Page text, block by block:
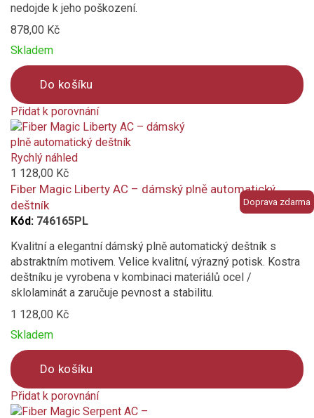
nedojde k jeho poškození.
878,00 Kč
Skladem
Do košíku
Přidat k porovnání
Product
is
added
to
compare
Doprava zdarma
Rychlý náhled
1 128,00 Kč
Fiber Magic Liberty AC – dámský plně automatický
deštník
Kód: 746165PL
Kvalitní a elegantní dámský plně automatický deštník s
abstraktním motivem. Velice kvalitní, výrazný potisk. Kostra
deštníku je vyrobena v kombinaci materiálů ocel /
sklolaminát a zaručuje pevnost a stabilitu.
1 128,00 Kč
Skladem
Do košíku
Přidat k porovnání
Product